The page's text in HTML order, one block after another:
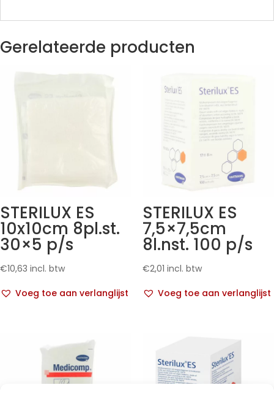
Gerelateerde producten
STERILUX ES
10x10cm 8pl.st.
30×5 p/s
€10,63 incl. btw
Voeg toe aan verlanglijst
STERILUX ES
7,5×7,5cm
8l.nst. 100 p/s
€2,01 incl. btw
Voeg toe aan verlanglijst